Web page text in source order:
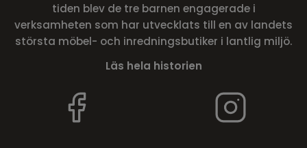
tiden blev de tre barnen engagerade i
verksamheten som har utvecklats till en av landets
största möbel- och inredningsbutiker i lantlig miljö.
Läs hela historien